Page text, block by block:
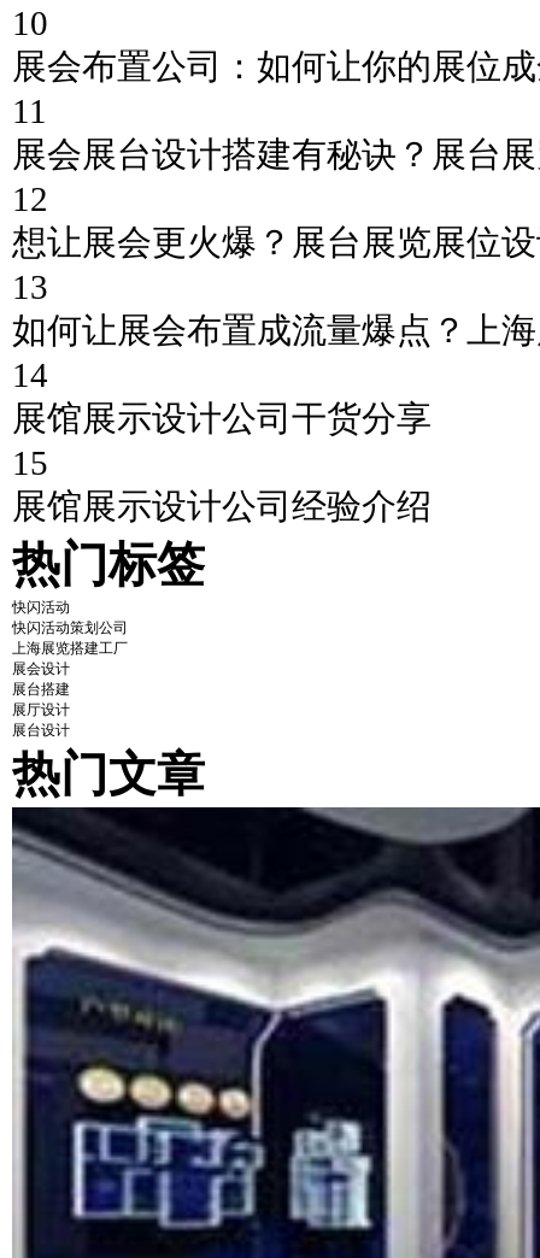
10
展会布置公司：如何让你的展位
11
展会展台设计搭建有秘诀？展台
12
想让展会更火爆？展台展览展位
13
如何让展会布置成流量爆点？上
14
展馆展示设计公司干货分享
15
展馆展示设计公司经验介绍
热门标签
快闪活动
快闪活动策划公司
上海展览搭建工厂
展会设计
展台搭建
展厅设计
展台设计
热门文章